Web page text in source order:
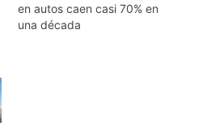
en autos caen casi 70% en
una década